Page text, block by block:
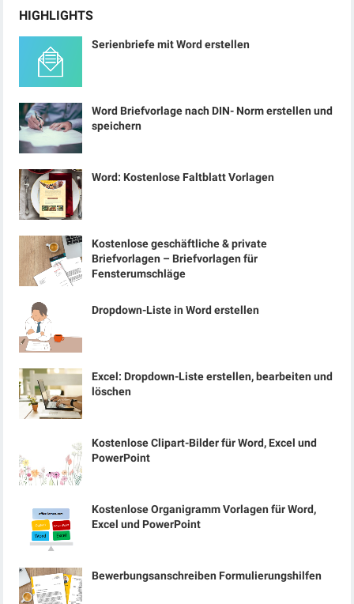
HIGHLIGHTS
Serienbriefe mit Word erstellen
Word Briefvorlage nach DIN- Norm erstellen und
speichern
Word: Kostenlose Faltblatt Vorlagen
Kostenlose geschäftliche & private
Briefvorlagen – Briefvorlagen für
Fensterumschläge
Dropdown-Liste in Word erstellen
Excel: Dropdown-Liste erstellen, bearbeiten und
löschen
Kostenlose Clipart-Bilder für Word, Excel und
PowerPoint
Kostenlose Organigramm Vorlagen für Word,
Excel und PowerPoint
Bewerbungsanschreiben Formulierungshilfen